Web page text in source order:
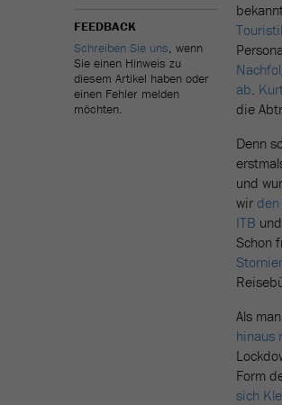
FEEDBACK
Schreiben Sie uns, wenn
Sie einen Hinweis zu
diesem Artikel haben oder
einen Fehler melden
möchten.
ab.
die
Denn
und
wir
ITB
Schon
Als
hinaus
Form
sich